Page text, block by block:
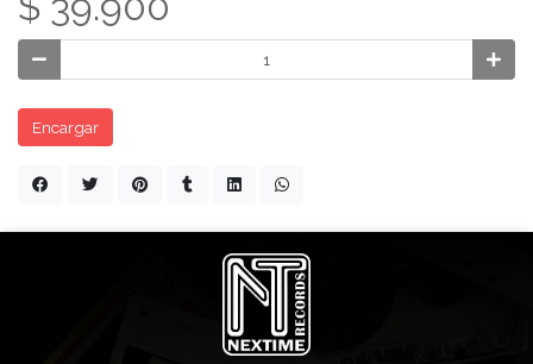
Encargar